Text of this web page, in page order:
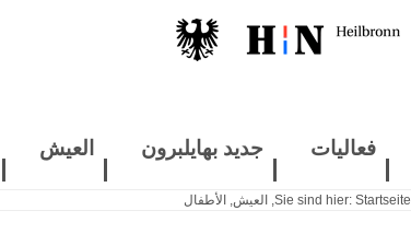
فعاليات جديد بهايلبرون العيش
Sie sind hier: Startseite
, العيش, الأطفال